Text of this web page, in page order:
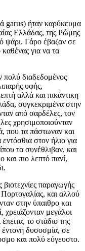
garus) ήταν καρύκευμα
Ελλάδας, της Ρώμης
ψάρι. Γάρο έβαζαν σε
για να τα
πολύ διαδεδομένος
υφής,
αλλά και πικάντικη
συγκεκριμένα στην
από σαρδέλες, τον
χρησιμοποιούνταν
που τα πάστωναν και
στον ήλιο για
τα συνέθλιβαν, και
και πιο λεπτό πανί,
παραγωγής
Πορτογαλίας, και αλλού
στην ύπαιθρο και
χρειάζονταν μεγάλοι
το στάδιο της
δυσοσμία, σε
και πολύ εύγευστο.